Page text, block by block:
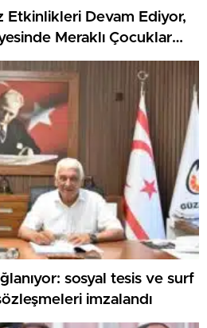
Etkinlikleri Devam Ediyor,
Meraklı Çocuklar
sosyal tesis ve surf
imzalandı